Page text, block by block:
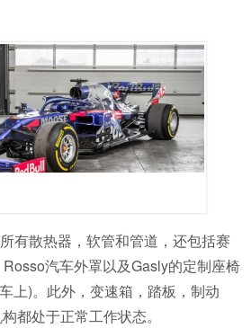
有散热器，软管和管道，还包括赛
汽车外罩以及Gasly的定制座椅
上)。此外，变速箱，踏板，制动
都处于正常工作状态。